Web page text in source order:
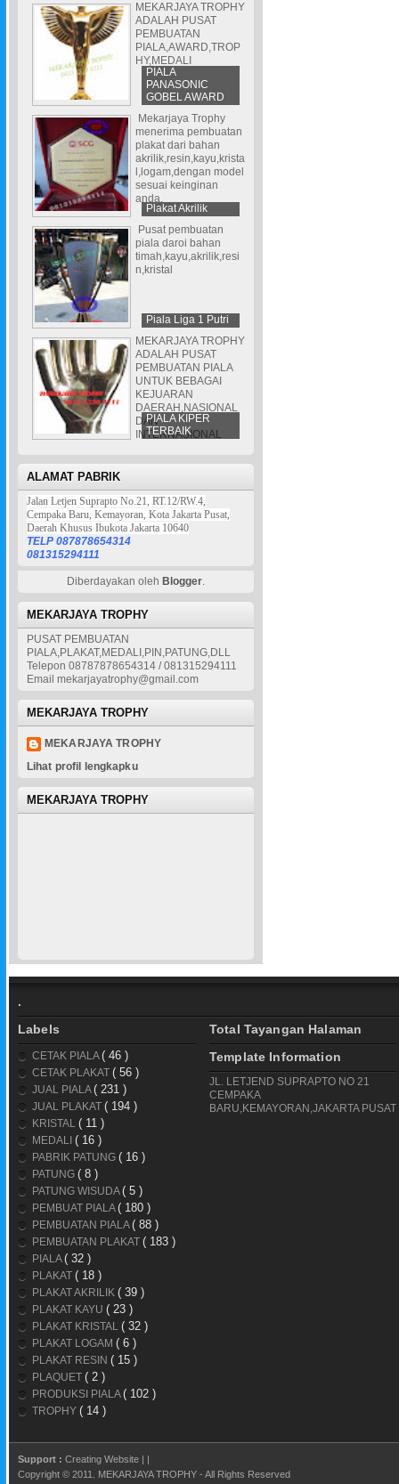
PIALA
PANASONIC
GOBEL AWARD
MEKARJAYA TROPHY
ADALAH PUSAT
PEMBUATAN
PIALA,AWARD,TROP
HY,MEDALI
Plakat Akrilik
Mekarjaya Trophy
menerima pembuatan
plakat dari bahan
akrilik,resin,kayu,krista
l,logam,dengan model
sesuai keinginan
anda.
Piala Liga 1 Putri
Pusat pembuatan
piala daroi bahan
timah,kayu,akrilik,resi
n,kristal
PIALA KIPER
TERBAIK
MEKARJAYA TROPHY
ADALAH PUSAT
PEMBUATAN PIALA
UNTUK BEBAGAI
KEJUARAN
DAERAH,NASIONAL
DAN
INTERNASIONAL
ALAMAT PABRIK
Jalan Letjen Suprapto No.21, RT.12/RW.4,
Cempaka Baru, Kemayoran, Kota Jakarta Pusat,
Daerah Khusus Ibukota Jakarta 10640
TELP 087878654314
081315294111
Diberdayakan oleh Blogger.
MEKARJAYA TROPHY
PUSAT PEMBUATAN
PIALA,PLAKAT,MEDALI,PIN,PATUNG,DLL
Telepon 08787878654314 / 081315294111
Email mekarjayatrophy@gmail.com
MEKARJAYA TROPHY
MEKARJAYA TROPHY
Lihat profil lengkapku
MEKARJAYA TROPHY
.
Labels
CETAK PIALA( 46 )
CETAK PLAKAT ( 56 )
JUAL PIALA( 231 )
JUAL PLAKAT ( 194 )
KRISTAL ( 11 )
MEDALI ( 16 )
PABRIK PATUNG ( 16 )
PATUNG ( 8 )
PATUNG WISUDA( 5 )
PEMBUAT PIALA( 180 )
PEMBUATAN PIALA( 88 )
PEMBUATAN PLAKAT ( 183 )
PIALA( 32 )
PLAKAT ( 18 )
PLAKAT AKRILIK ( 39 )
PLAKAT KAYU ( 23 )
PLAKAT KRISTAL ( 32 )
PLAKAT LOGAM ( 6 )
PLAKAT RESIN ( 15 )
PLAQUET ( 2 )
PRODUKSI PIALA( 102 )
TROPHY ( 14 )
Total Tayangan Halaman
Template Information
JL. LETJEND SUPRAPTO NO 21
CEMPAKA
BARU,KEMAYORAN,JAKARTA PUSAT
Support : Creating Website
Copyright © 2011.
MEKARJAYA TROPHY - All Rights Reserved